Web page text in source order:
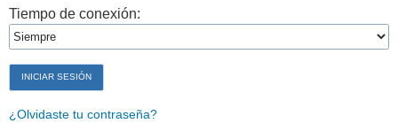
Tiempo de conexión:
¿Olvidaste tu contraseña?